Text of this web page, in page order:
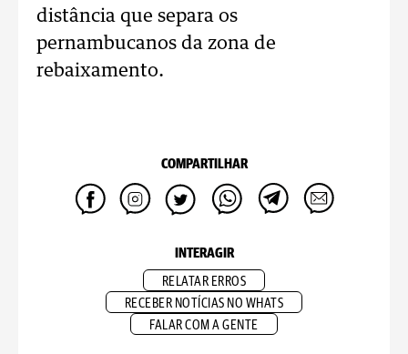
distância que separa os
pernambucanos da zona de
rebaixamento.
COMPARTILHAR
INTERAGIR
RELATAR ERROS
RECEBER NOTÍCIAS NO WHATS
FALAR COM A GENTE